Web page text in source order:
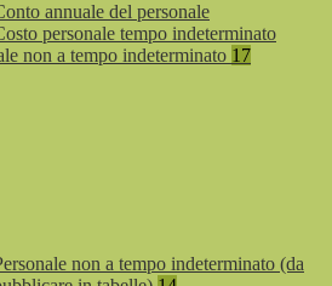
annuale del personale
personale tempo indeterminato
non a tempo indeterminato 17
non a tempo indeterminato (da